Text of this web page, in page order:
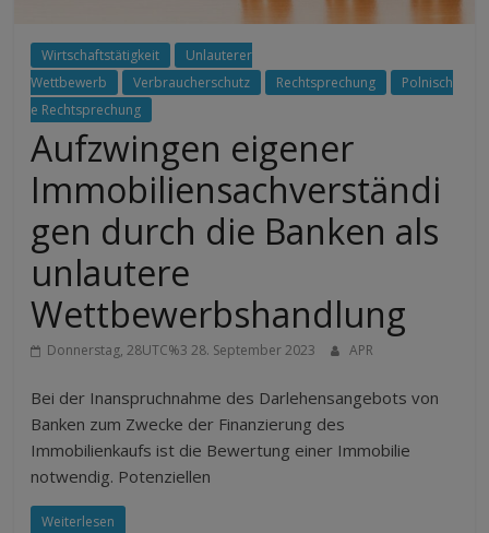
Wirtschaftstätigkeit
Unlauterer
Wettbewerb
Verbraucherschutz Rechtsprechung
Polnisch
e Rechtsprechung
Aufzwingen eigener
Immobiliensachverständi
gen durch die Banken als
unlautere
Wettbewerbshandlung
Donnerstag, 28UTC%3 28. September 2023 APR
Bei der Inanspruchnahme des Darlehensangebots von
Banken zum Zwecke der Finanzierung des
Immobilienkaufs ist die Bewertung einer Immobilie
notwendig. Potenziellen
Weiterlesen